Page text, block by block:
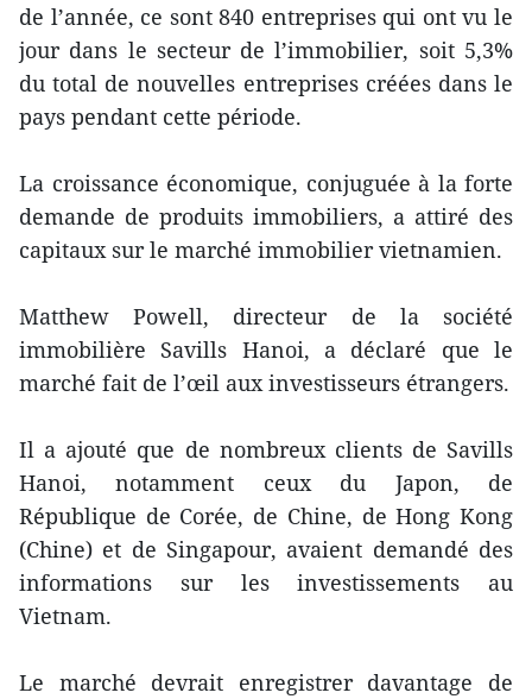
de l’année, ce sont 840 entreprises qui ont vu le
jour dans le secteur de l’immobilier, soit 5,3%
du total de nouvelles entreprises créées dans le
pays pendant cette période.
La croissance économique, conjuguée à la forte
demande de produits immobiliers, a attiré des
capitaux sur le marché immobilier vietnamien.
Matthew Powell, directeur de la société
immobilière Savills Hanoi, a déclaré que le
marché fait de l’œil aux investisseurs étrangers.
Il a ajouté que de nombreux clients de Savills
Hanoi, notamment ceux du Japon, de
République de Corée, de Chine, de Hong Kong
(Chine) et de Singapour, avaient demandé des
informations sur les investissements au
Vietnam.
Le marché devrait enregistrer davantage de